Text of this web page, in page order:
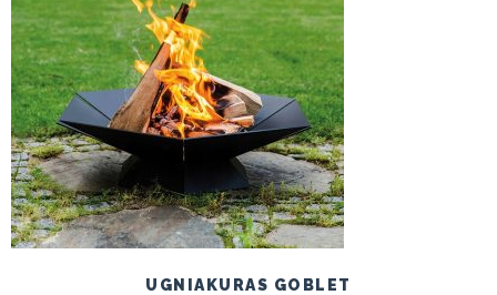
UGNIAKURAS GOBLET